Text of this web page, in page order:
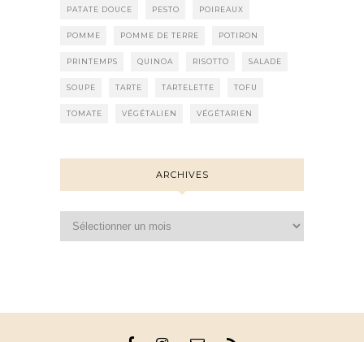
PATATE DOUCE PESTO POIREAUX
POMME POMME DE TERRE POTIRON
PRINTEMPS QUINOA RISOTTO SALADE
SOUPE TARTE TARTELETTE TOFU
TOMATE VÉGÉTALIEN VÉGÉTARIEN
ARCHIVES